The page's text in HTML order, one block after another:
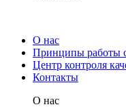
О нас
Принципы работы
Центр контроля
Контакты
О нас